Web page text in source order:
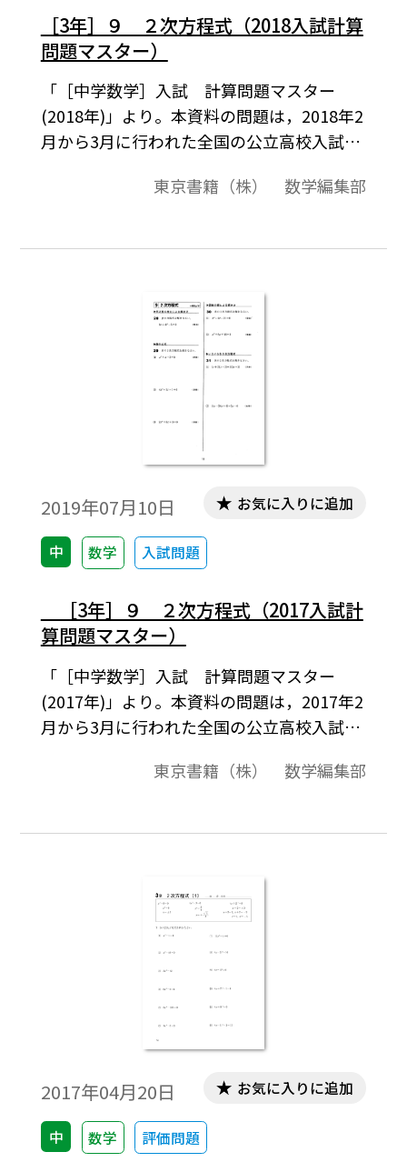
［3年］９ ２次方程式（2018入試計算
問題マスター）
「［中学数学］入試 計算問題マスター
(2018年)」より。本資料の問題は，2018年2
月から3月に行われた全国の公立高校入試問
わせて編集したものです。3年生になって高
でも，単元の学習が終わった時点で，実際の
東京書籍（株） 数学編集部
2019年07月10日
中 数学 入試問題
お気に入りに追加
［3年］９ ２次方程式（2017入試計
算問題マスター）
「［中学数学］入試 計算問題マスター
(2017年)」より。本資料の問題は，2017年2
月から3月に行われた全国の公立高校入試問
わせて編集したものです。3年生になって高
でも，単元の学習が終わった時点で，実際の
東京書籍（株） 数学編集部
2017年04月20日
中 数学 評価問題
お気に入りに追加